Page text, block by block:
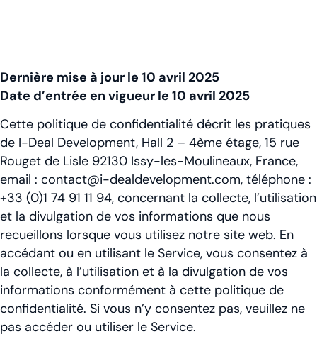
Dernière mise à jour le 10 avril 2025
Date d’entrée en vigueur le 10 avril 2025
Cette politique de confidentialité décrit les pratiques
de I-Deal Development, Hall 2 – 4ème étage, 15 rue
Rouget de Lisle 92130 Issy-les-Moulineaux, France,
email : contact@i-dealdevelopment.com, téléphone :
+33 (0)1 74 91 11 94, concernant la collecte, l’utilisation
et la divulgation de vos informations que nous
recueillons lorsque vous utilisez notre site web. En
accédant ou en utilisant le Service, vous consentez à
la collecte, à l’utilisation et à la divulgation de vos
informations conformément à cette politique de
confidentialité. Si vous n’y consentez pas, veuillez ne
pas accéder ou utiliser le Service.